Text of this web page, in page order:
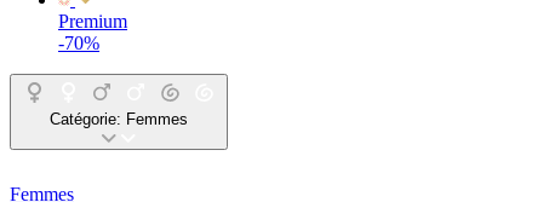
Premium
-70%
Catégorie: Femmes
Femmes